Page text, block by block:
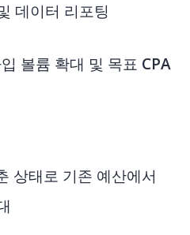
데이터 리포팅
볼륨 확대 및 목표 CPA
상태로 기존 예산에서